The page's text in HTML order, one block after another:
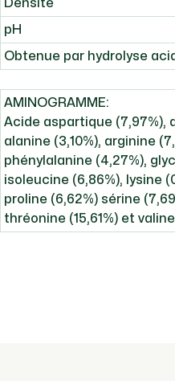
Densité
pH
Obtenue par hydrolyse
AMINOGRAMME:
Acide aspartique (7,97%),
alanine (3,10%), arginine
phénylalanine (4,27%),
isoleucine (6,86%), lysine
proline (6,62%) sérine
thréonine (15,61%) et valine